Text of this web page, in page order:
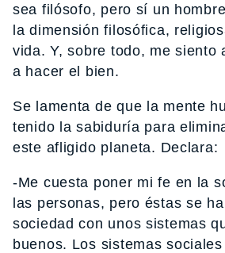
sea filósofo, pero sí un
la dimensión filosófica,
vida. Y, sobre todo, me siento
a hacer el bien.
Se lamenta de que la mente
tenido la sabiduría para
este afligido planeta. Declara:
-Me cuesta poner mi fe en la
las personas, pero éstas se
sociedad con unos sistemas
buenos. Los sistemas